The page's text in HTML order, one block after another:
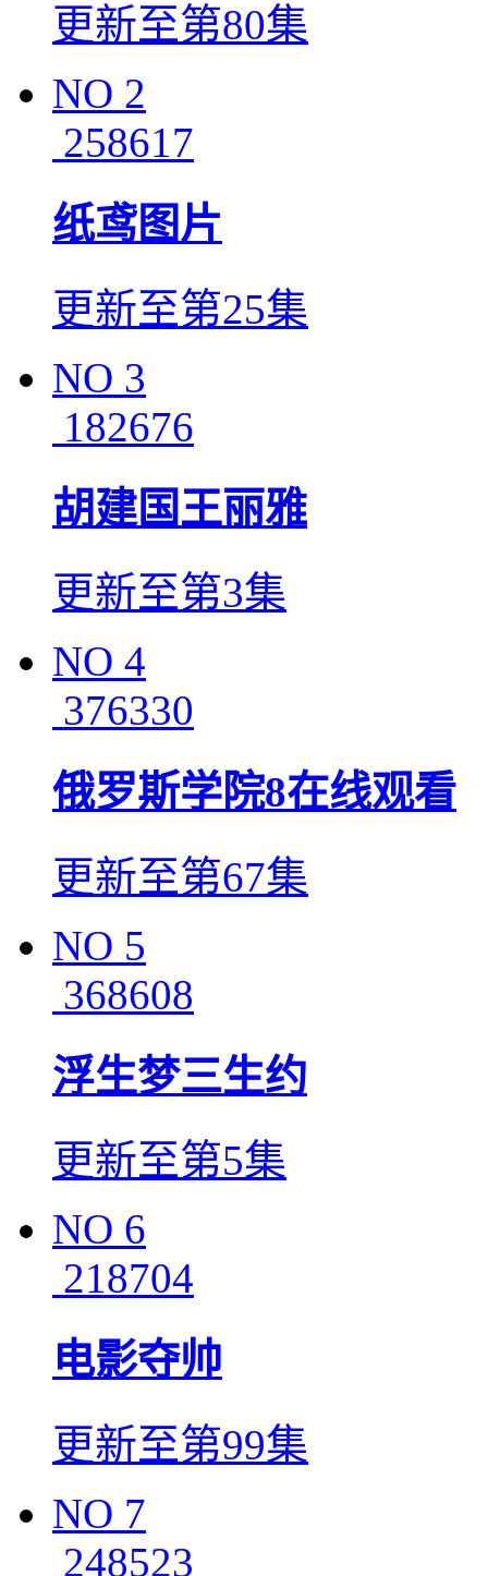
更新至第80集
NO 2
258617
纸鸢图片
更新至第25集
NO 3
182676
胡建国王丽雅
更新至第3集
NO 4
376330
俄罗斯学院8在线观看
更新至第67集
NO 5
368608
浮生梦三生约
更新至第5集
NO 6
218704
电影夺帅
更新至第99集
NO 7
248523